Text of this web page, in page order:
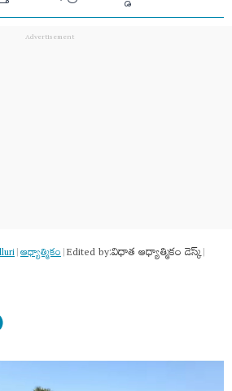
|ఆధ్యాత్మికం|Edited by:విధాత ఆధ్యాత్మికం డెస్క్|